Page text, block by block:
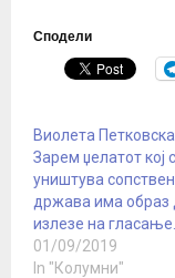
Сподели
Виолета Петковска
Зарем џелатот кој
уништува
држава има образ
излезе на гласање.
01/09/2019
In "Колумни"